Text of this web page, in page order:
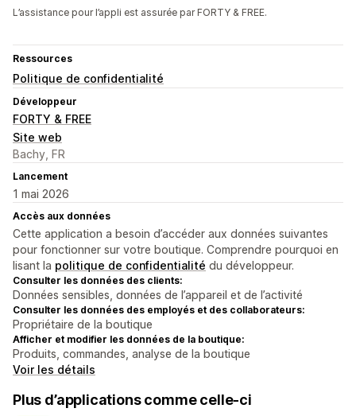
L’assistance pour l’appli est assurée par FORTY & FREE.
Ressources
Politique de confidentialité
Développeur
FORTY & FREE
Site web
Bachy, FR
Lancement
1 mai 2026
Accès aux données
Cette application a besoin d’accéder aux données suivantes
pour fonctionner sur votre boutique. Comprendre pourquoi en
lisant la politique de confidentialité du développeur.
Consulter les données des clients:
Données sensibles, données de l’appareil et de l’activité
Consulter les données des employés et des collaborateurs:
Propriétaire de la boutique
Afficher et modifier les données de la boutique:
Produits, commandes, analyse de la boutique
Voir les détails
Plus d’applications comme celle-ci